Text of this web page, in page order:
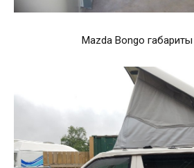
Mazda Bongo